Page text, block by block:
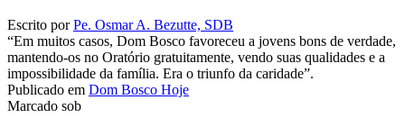
Escrito porPe. Osmar A. Bezutte, SDB
“Em muitos casos, Dom Bosco favoreceu a jovens bons de verdade,
mantendo-os no Oratório gratuitamente, vendo suas qualidades e a
impossibilidade da família. Era o triunfo da caridade”.
Publicado em Dom Bosco Hoje
Marcado sob